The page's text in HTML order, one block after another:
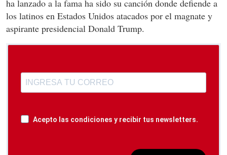
ha lanzado a la fama ha sido su canción donde defiende a
los latinos en Estados Unidos atacados por el magnate y
aspirante presidencial Donald Trump.
Acepto las condiciones y recibir tus newsletters.